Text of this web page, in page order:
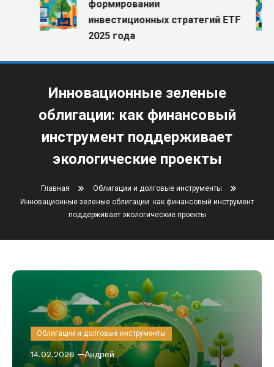
формировании
инвестиционных стратегий ETF
2025 года
Инновационные зеленые
облигации: как финансовый
инструмент поддерживает
экологические проекты
Главная
Облигации и долговые инструменты
Инновационные зеленые облигации: как финансовый инструмент
поддерживает экологические проекты
Облигации и долговые инструменты
14.02.2026 Андрей